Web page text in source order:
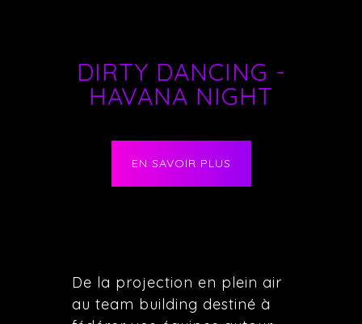
DIRTY DANCING -
HAVANA NIGHT
EN SAVOIR PLUS
De la projection en plein air
au team building destiné à